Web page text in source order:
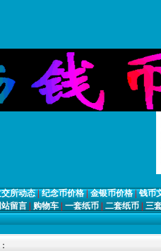
所动态|纪念币价格|金银币价格|钱币
站留言 | 购物车 | 一套纸币 | 二套纸币 | 三